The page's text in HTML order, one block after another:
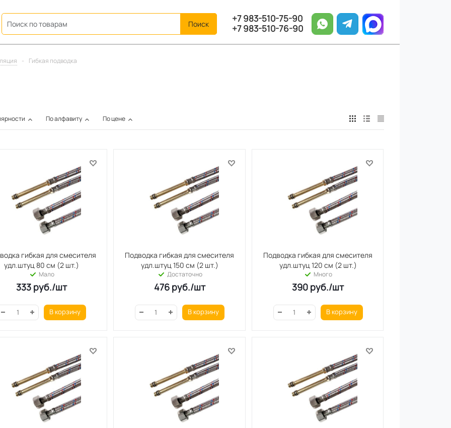
+7 983-510-75-90
+7 983-510-76-90
- Гибкая подводка
По алфавиту По цене
гибкая для смесителя
удл.штуц 80 см (2 шт.)
Мало
333руб./шт
В корзину
Подводка гибкая для смесителя
удл.штуц 150 см (2 шт.)
Достаточно
476руб./шт
В корзину
Подводка гибкая для смесителя
удл.штуц 120 см (2 шт.)
Много
390 руб./шт
В корзину